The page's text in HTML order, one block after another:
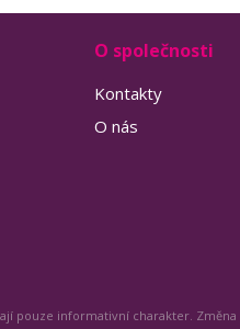
O společnosti
Kontakty
O nás
pouze informativní charakter. Změna